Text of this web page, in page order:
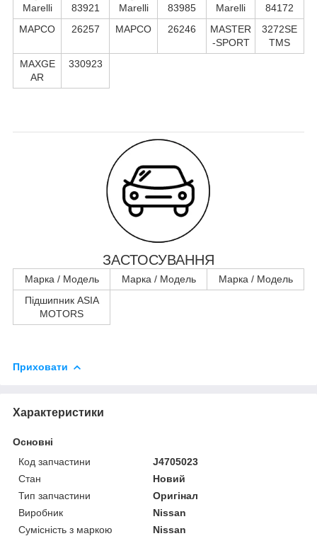
Marelli
83921
Marelli
83985
Marelli
84172
MAPCO
26257 MAPCO 26246
MASTER
-SPORT
3272SE
TMS
MAXGE
AR
330923
ЗАСТОСУВАННЯ
Марка / Модель Марка / Модель
Марка / Модель
Підшипник ASIA
MOTORS
Приховати
Характеристики
Основні
Код запчастини
J4705023
Стан
Новий
Тип запчастини
Оригінал
Виробник
Nissan
Сумісність з маркою
Nissan